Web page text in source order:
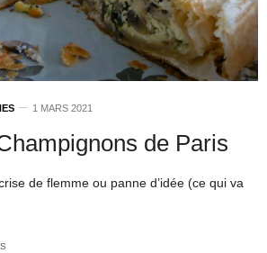
1 MARS 2021
de Paris
de flemme ou panne d’idée (ce qui va